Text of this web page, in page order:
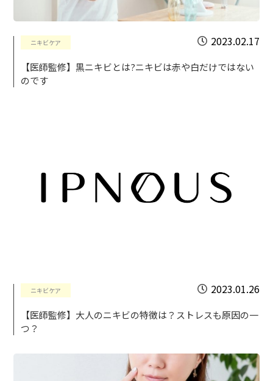
ニキビケア 2023.02.17
【医師監修】黒ニキビとは?ニキビは赤や白だけではない
のです
ニキビケア 2023.01.26
【医師監修】大人のニキビの特徴は？ストレスも原因の一
つ？